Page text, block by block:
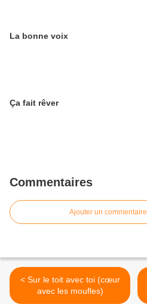
La bonne voix
Ça fait rêver
Commentaires
Ajouter un commentaire
< Sur le toit avec toi (cœur
avec les moufles)